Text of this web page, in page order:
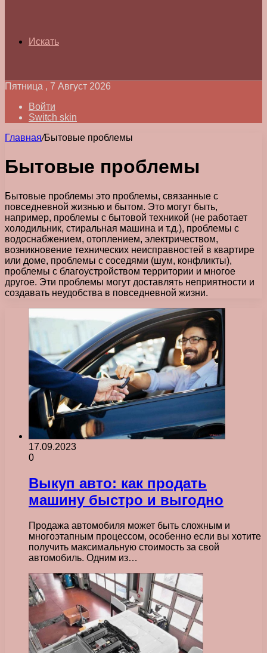
Искать
Пятница , 7 Август 2026
Войти
Switch skin
Главная/Бытовые проблемы
Бытовые проблемы
Бытовые проблемы это проблемы, связанные с
повседневной жизнью и бытом. Это могут быть,
например, проблемы с бытовой техникой (не работает
холодильник, стиральная машина и т.д.), проблемы с
водоснабжением, отоплением, электричеством,
возникновение технических неисправностей в квартире
или доме, проблемы с соседями (шум, конфликты),
проблемы с благоустройством территории и многое
другое. Эти проблемы могут доставлять неприятности и
создавать неудобства в повседневной жизни.
17.09.2023
0
Выкуп авто: как продать
машину быстро и выгодно
Продажа автомобиля может быть сложным и
многоэтапным процессом, особенно если вы хотите
получить максимальную стоимость за свой
автомобиль. Одним из…